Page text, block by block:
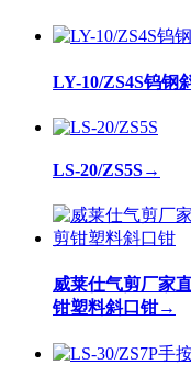
LY-10/ZS4S钨钢
LS-20/ZS5S→
威莱仕气剪厂家
钳塑料斜口钳→